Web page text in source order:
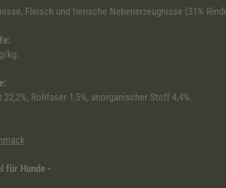
Fleisch und tierische Nebenerzeugnisse (31%
kg.
Rohfaser 1,5%, anorganischer Stoff 4,4%.
für Hunde -